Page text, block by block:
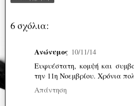
6 σχόλια:
Ανώνυμος 10/11/14
Ευφυέστατη, κομψή και
την 11η Νοεμβρίου. Χρόνια
Απάντηση